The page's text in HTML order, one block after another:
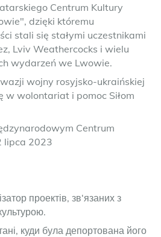
Centrum Kultury
dzięki któremu
stali się stałymi uczestnikami
Lviv Weathercocks i wielu
wydarzeń we Lwowie.
wojny rosyjsko-ukraińskiej
w wolontariat i pomoc Siłom
Centrum
lipca 2023
проектів, зв‘язаних з
куди була депортована його